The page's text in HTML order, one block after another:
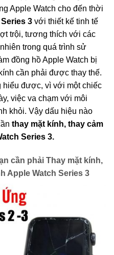
Apple Watch cho đến thời
3 với thiết kế tinh tế
trội, tương thích với các
trong quá trình sử
đồng hồ Apple Watch bị
cần phải được thay thế.
hiểu được, vì với một chiếc
việc va chạm với môi
khỏi. Vậy dấu hiệu nào
thay mặt kính, thay cảm
Series 3.
cần phải Thay mặt kính,
Apple Watch Series 3